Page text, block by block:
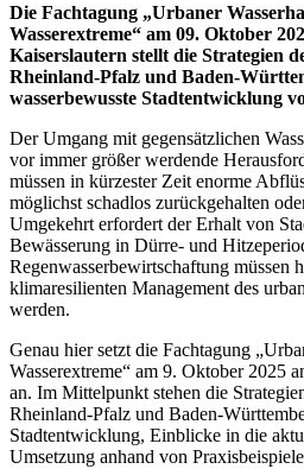
Die Fachtagung „Urbaner
Wasserextreme“ am 09. Oktober
Kaiserslautern stellt die Strategien
Rheinland-Pfalz und Baden-
wasserbewusste Stadtentwicklung
Der Umgang mit gegensätzlichen
vor immer größer werdende
müssen in kürzester Zeit enorme
möglichst schadlos zurückgehalten
Umgekehrt erfordert der Erhalt von
Bewässerung in Dürre- und
Regenwasserbewirtschaftung müssen
klimaresilienten Management des
werden.
Genau hier setzt die Fachtagung
Wasserextreme“ am 9. Oktober 2025
an. Im Mittelpunkt stehen die
Rheinland-Pfalz und Baden-
Stadtentwicklung, Einblicke in die
Umsetzung anhand von